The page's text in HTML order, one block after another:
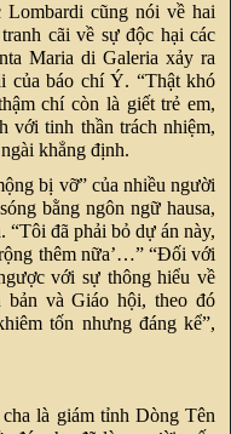
Lombardi cũng nói về hai
cãi về sự độc hại các
Maria di Galeria xảy ra
của báo chí Ý. “Thật khó
chí còn là giết trẻ em,
với tinh thần trách nhiệm,
khẳng định.
bị vỡ” của nhiều người
bằng ngôn ngữ hausa,
đã phải bỏ dự án này,
thêm nữa’…” “Đối với
với sự thông hiểu về
bản và Giáo hội, theo đó
tốn nhưng đáng kể”,
là giám tỉnh Dòng Tên